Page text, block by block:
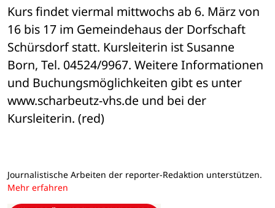
Kurs findet viermal mittwochs ab 6. März von
16 bis 17 im Gemeindehaus der Dorfschaft
Schürsdorf statt. Kursleiterin ist Susanne
Born, Tel. 04524/9967. Weitere Informationen
und Buchungsmöglichkeiten gibt es unter
www.scharbeutz-vhs.de und bei der
Kursleiterin. (red)
Journalistische Arbeiten der reporter-Redaktion unterstützen.
Mehr erfahren